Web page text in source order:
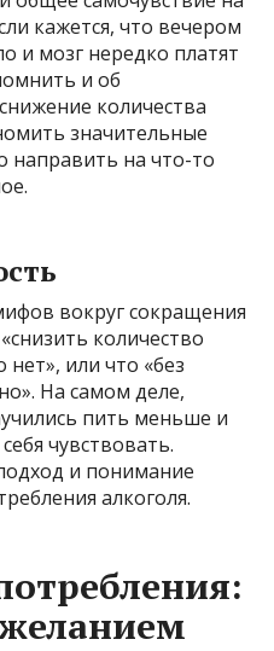
кажется, что вечером
и мозг нередко платят
и об
количества
значительные
направить на что-то
вокруг сокращения
количество
или что «без
На самом деле,
пить меньше и
чувствовать.
и понимание
алкоголя.